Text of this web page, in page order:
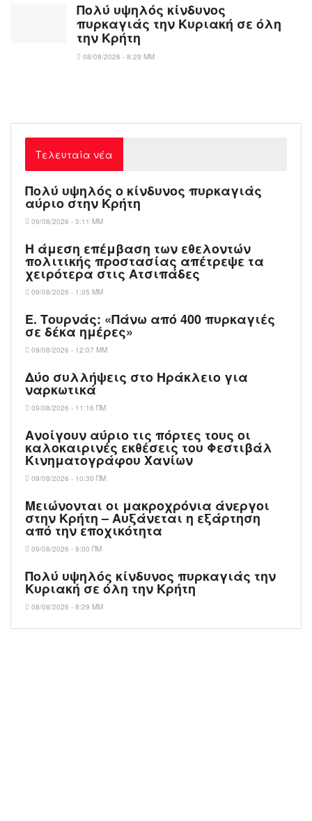
Πολύ υψηλός κίνδυνος
πυρκαγιάς την Κυριακή σε όλη
την Κρήτη
08/08/2026 - 8:29 ΜΜ
Τελευταία νέα
Πολύ υψηλός ο κίνδυνος πυρκαγιάς
αύριο στην Κρήτη
09/08/2026 - 3:11 ΜΜ
Η άμεση επέμβαση των εθελοντών
πολιτικής προστασίας απέτρεψε τα
χειρότερα στις Aτσιπάδες
09/08/2026 - 1:05 ΜΜ
Ε. Τουρνάς: «Πάνω από 400 πυρκαγιές
σε δέκα ημέρες»
09/08/2026 - 12:07 ΜΜ
Δύο συλλήψεις στο Ηράκλειο για
ναρκωτικά
09/08/2026 - 11:16 ΠΜ
Ανοίγουν αύριο τις πόρτες τους οι
καλοκαιρινές εκθέσεις του Φεστιβάλ
Κινηματογράφου Χανίων
09/08/2026 - 10:30 ΠΜ
Μειώνονται οι μακροχρόνια άνεργοι
στην Κρήτη – Αυξάνεται η εξάρτηση
από την εποχικότητα
09/08/2026 - 9:00 ΠΜ
Πολύ υψηλός κίνδυνος πυρκαγιάς την
Κυριακή σε όλη την Κρήτη
08/08/2026 - 8:29 ΜΜ